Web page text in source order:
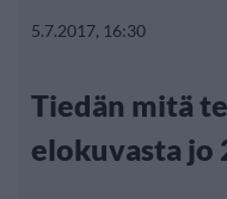
5.7.2017, 16:30
Tiedän mitä
elokuvasta jo